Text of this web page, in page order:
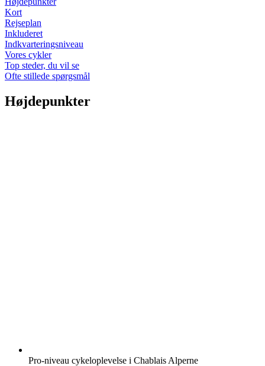
Kort
Rejseplan
Inkluderet
Indkvarteringsniveau
Vores cykler
Top steder, du vil se
Ofte stillede spørgsmål
Højdepunkter
Pro-niveau cykeloplevelse i Chablais Alperne